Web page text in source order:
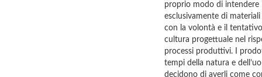
proprio modo di
esclusivamente di
con la volontà e il
cultura progettuale nel
processi produttivi. I
tempi della natura e
decidono di averli come